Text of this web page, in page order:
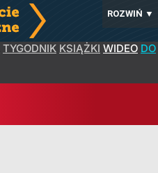
ROZWIŃ ▼
TYGODNIK KSIĄŻKI WIDEO DO